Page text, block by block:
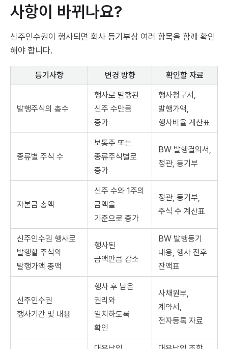
사항이 바뀌나요?
신주인수권이 행사되면 회사 등기부상 여러 항목을 함께 확인
해야 합니다.
등기사항 변경 방향 확인할 자료
발행주식의 총수
행사로 발행된
신주 수만큼
증가
행사청구서,
발행가액,
행사비율 계산표
종류별 주식 수
보통주 또는
종류주식별로
증가
BW 발행결의서,
정관, 등기부
자본금 총액
신주 수와 1주의
금액을
기준으로 증가
정관, 등기부,
주식 수 계산표
신주인수권 행사로
발행할 주식의
발행가액 총액
행사된
금액만큼 감소
BW 발행등기
내용, 행사 전후
잔액표
신주인수권
행사기간 및 내용
행사 후 남은
권리와
일치하도록
확인
사채원부,
계약서,
전자등록 자료